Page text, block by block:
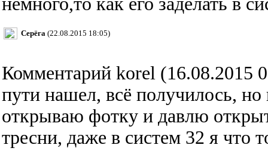
Серёга (22.08.2015 18:05)
Комментарий korel (16.08.2015
пути нашел, всё получилось,
открываю фотку и давлю
тресни, даже в систем 32 я